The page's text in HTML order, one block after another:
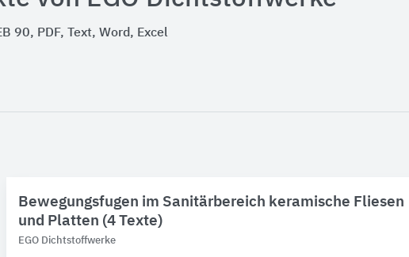
90, PDF, Text, Word, Excel
Bewegungsfugen im Sanitärbereich keramische Fliesen
und Platten (4 Texte)
EGO Dichtstoffwerke